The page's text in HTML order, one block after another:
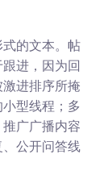
的文本。帖
进，因为回
进排序所掩
型线程；多
广广播内容
公开问答线